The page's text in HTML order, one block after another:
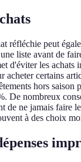
réfléchie peut
liste avant de
d'éviter les achats
acheter certains
hors saison
De nombreux
de ne jamais faire
à des choix